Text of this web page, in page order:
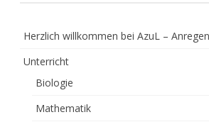
Herzlich willkommen bei AzuL –
Unterricht
Biologie
Mathematik